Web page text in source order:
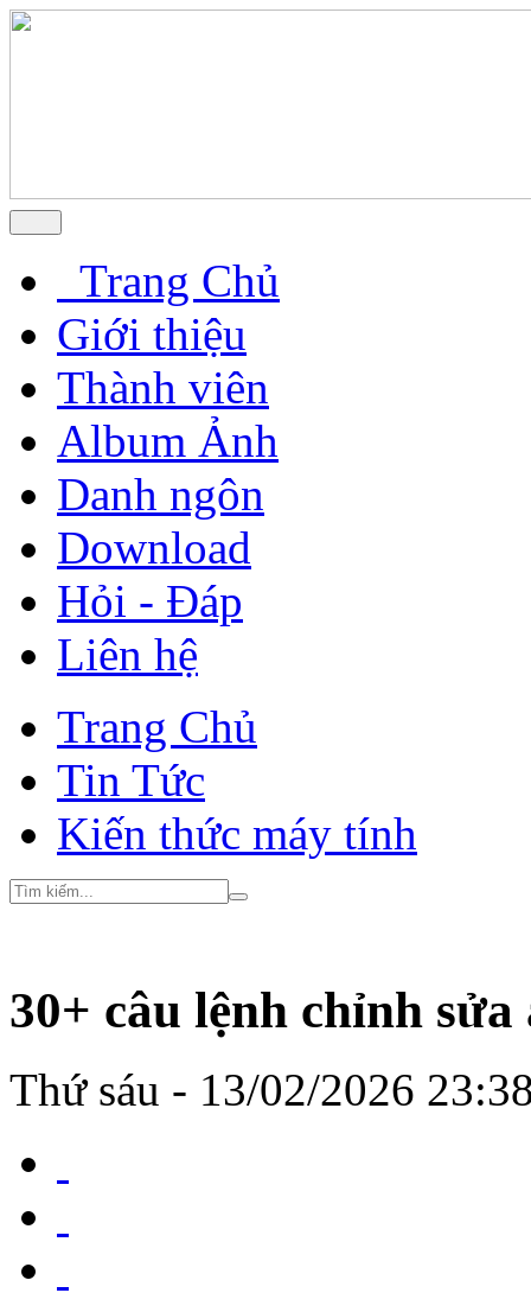
Trang Chủ
Giới thiệu
Thành viên
Album Ảnh
Danh ngôn
Download
Hỏi - Đáp
Liên hệ
Trang Chủ
Tin Tức
Kiến thức máy tính
30+ câu lệnh chỉnh
Thứ sáu - 13/02/2026